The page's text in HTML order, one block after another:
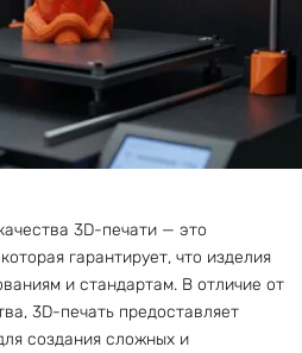
3D-печати — это
гарантирует, что изделия
и стандартам. В отличие от
3D-печать предоставляет
создания сложных и